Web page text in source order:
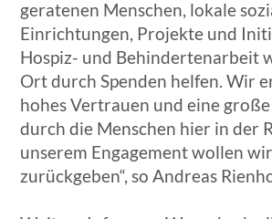
geratenen Menschen, lokale
Einrichtungen, Projekte und
Hospiz- und Behindertenarbeit
Ort durch Spenden helfen. Wir
hohes Vertrauen und eine
durch die Menschen hier in der
unserem Engagement wollen
zurückgeben“, so Andreas